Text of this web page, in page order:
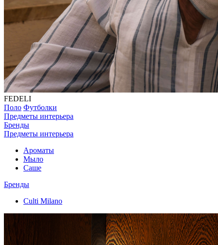
FEDELI
Поло Футболки
Предметы интерьера
Бренды
Предметы интерьера
Ароматы
Мыло
Саше
Бренды
Culti Milano